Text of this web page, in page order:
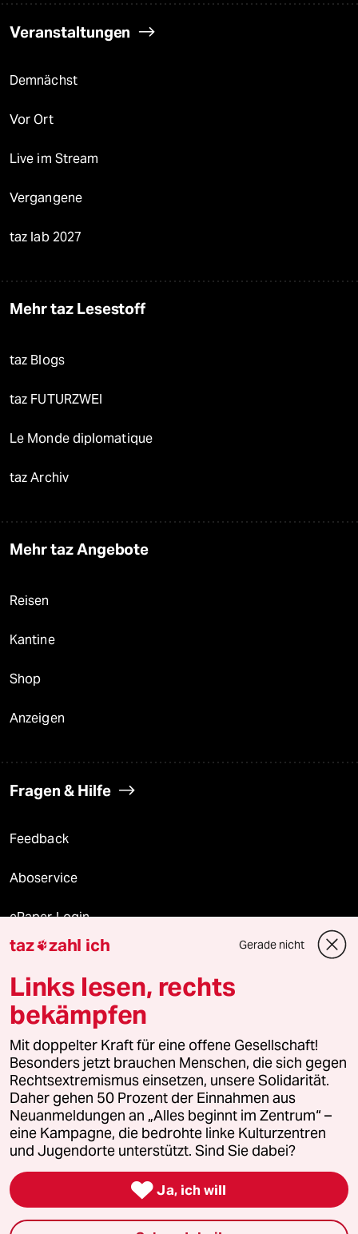
Veranstaltungen
Demnächst
Vor Ort
Live im Stream
Vergangene
taz lab 2027
Mehr taz Lesestoff
taz Blogs
taz FUTURZWEI
Le Monde diplomatique
taz Archiv
Mehr taz Angebote
Reisen
Kantine
Shop
Anzeigen
Fragen & Hilfe
Feedback
Aboservice
ePaper Login
Downloads für Abonnierende
© 2026 taz Verlags und Vertriebs GmbH
Alle Rechte vorbehalten. Bei rechtlichen Fragen oder für Genehmigungen
wenden Sie sich bitte an
lizenzen@taz.de
Feedback Redaktionsstatut Kommune-Richtlinien
Leitlinie Informant Datenschutz Impressum AGB
Seitenwende Einwilligungen widerrufen (Ads)
taz zahl ich Gerade nicht
Links lesen, rechts
bekämpfen
Mit doppelter Kraft für eine offene Gesellschaft!
Besonders jetzt brauchen Menschen, die sich gegen
Rechtsextremismus einsetzen, unsere Solidarität.
Daher gehen 50 Prozent der Einnahmen aus
Neuanmeldungen an „Alles beginnt im Zentrum“ –
eine Kampagne, die bedrohte linke Kulturzentren
und Jugendorte unterstützt. Sind Sie dabei?
 Ja, ich will